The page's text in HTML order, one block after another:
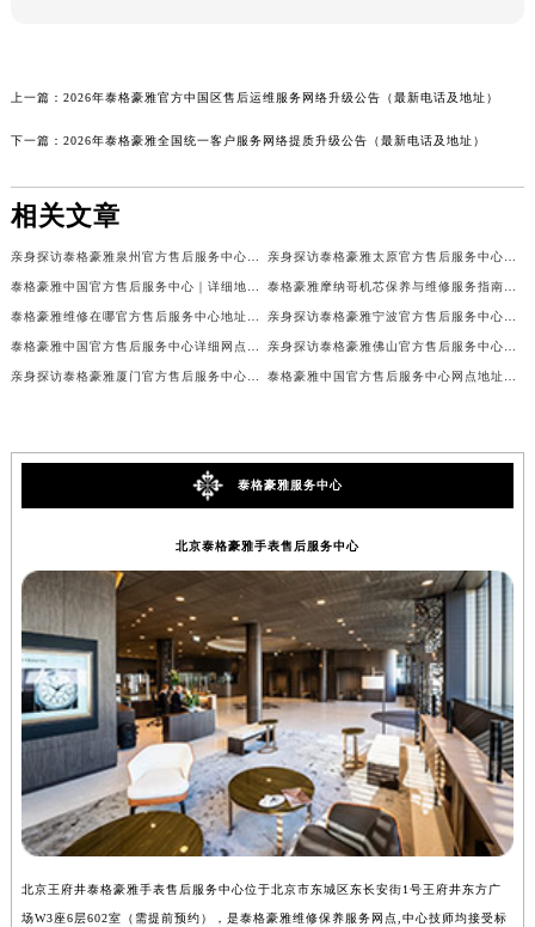
上一篇： 2026年泰格豪雅官方中国区售后运维服务网络升级公告（最新电话及地址）
下一篇： 2026年泰格豪雅全国统一客户服务网络提质升级公告（最新电话及地址）
相关文章
泰格豪雅服务中心
北京泰格豪雅手表售后服务中心
北京王府井泰格豪雅手表售后服务中心位于北京市东城区东长安街1号王府井东方广
场W3座6层602室（需提前预约），是泰格豪雅维修保养服务网点,中心技师均接受标